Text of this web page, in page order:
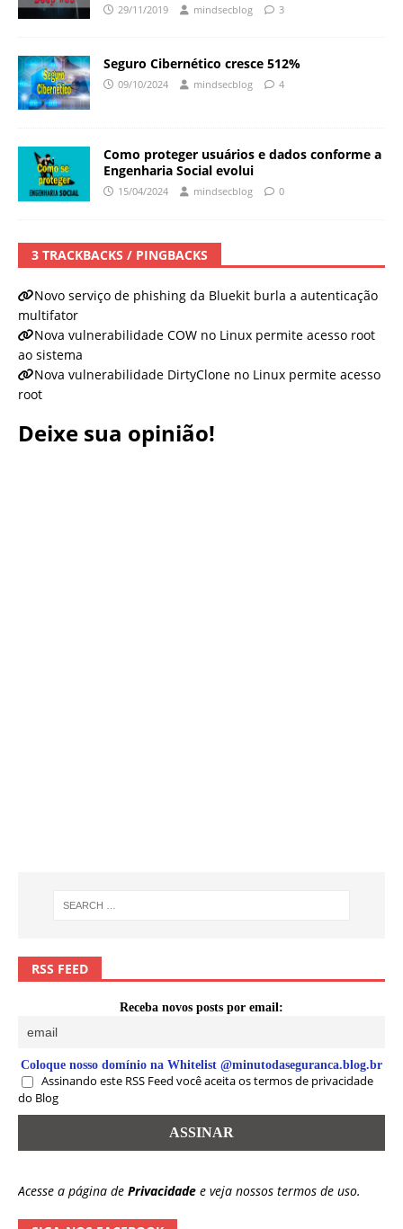
29/11/2019 mindsecblog 3
Seguro Cibernético cresce 512%
09/10/2024 mindsecblog 4
Como proteger usuários e dados conforme a
Engenharia Social evolui
15/04/2024 mindsecblog 0
3 TRACKBACKS / PINGBACKS
Novo serviço de phishing da Bluekit burla a autenticação
multifator
Nova vulnerabilidade COW no Linux permite acesso root
ao sistema
Nova vulnerabilidade DirtyClone no Linux permite acesso
root
Deixe sua opinião!
RSS FEED
Receba novos posts por email:
Coloque nosso domínio na Whitelist @minutodaseguranca.blog.br
Assinando este RSS Feed você aceita os termos de privacidade
do Blog
Acesse a página de Privacidade e veja nossos termos de uso.